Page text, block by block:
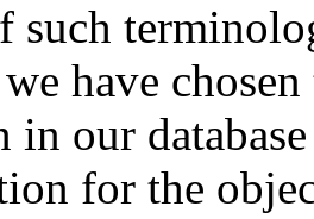
such
have
our
for the